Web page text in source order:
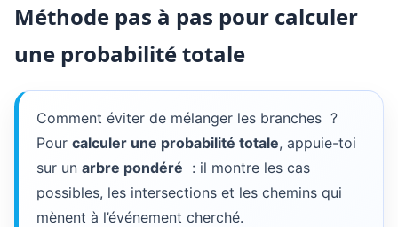
Méthode pas à pas pour calculer
une probabilité totale
Comment éviter de mélanger les branches ?
Pour calculer une probabilité totale, appuie-toi
sur un arbre pondéré : il montre les cas
possibles, les intersections et les chemins qui
mènent à l’événement cherché.